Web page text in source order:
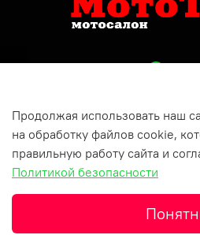
Читать подробнее
Респ Татарстан, г Бугульма,
Продолжая использовать наш
на обработку файлов cookie,
правильную работу сайта и
Политикой безопасности